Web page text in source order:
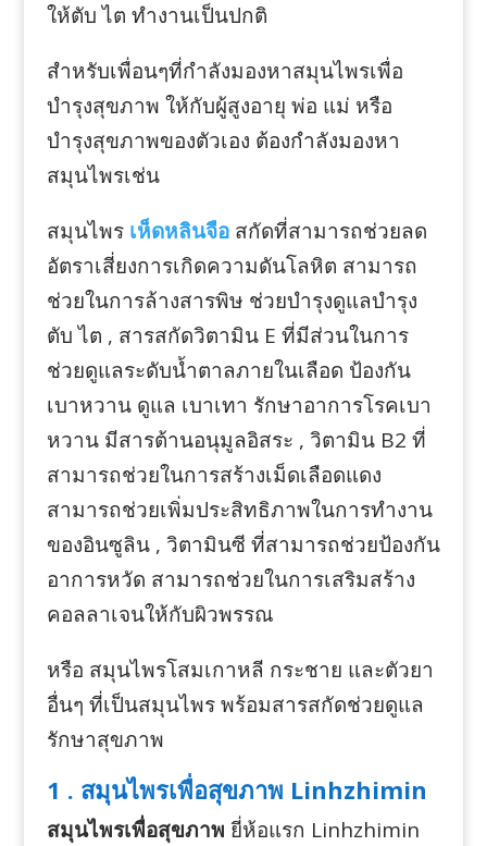
ให้ตับ ไต ทำงานเป็นปกติ
สำหรับเพื่อนๆที่กำลังมองหาสมุนไพรเพื่อ
บำรุงสุขภาพ ให้กับผู้สูงอายุ พ่อ แม่ หรือ
บำรุงสุขภาพของตัวเอง ต้องกำลังมองหา
สมุนไพรเช่น
สมุนไพร เห็ดหลินจือสกัดที่สามารถช่วยลด
อัตราเสี่ยงการเกิดความดันโลหิต สามารถ
ช่วยในการล้างสารพิษ ช่วยบำรุงดูแลบำรุง
ตับ ไต , สารสกัดวิตามิน E ที่มีส่วนในการ
ช่วยดูแลระดับน้ำตาลภายในเลือด ป้องกัน
เบาหวาน ดูแล เบาเทา รักษาอาการโรคเบา
หวาน มีสารต้านอนุมูลอิสระ , วิตามิน B2 ที่
สามารถช่วยในการสร้างเม็ดเลือดแดง
สามารถช่วยเพิ่มประสิทธิภาพในการทำงาน
ของอินซูลิน , วิตามินซี ที่สามารถช่วยป้องกัน
อาการหวัด สามารถช่วยในการเสริมสร้าง
คอลลาเจนให้กับผิวพรรณ
หรือ สมุนไพรโสมเกาหลี กระชาย และตัวยา
อื่นๆ ที่เป็นสมุนไพร พร้อมสารสกัดช่วยดูแล
รักษาสุขภาพ
1 . สมุนไพรเพื่อสุขภาพ Linhzhimin
สมุนไพรเพื่อสุขภาพ ยี่ห้อแรก Linhzhimin